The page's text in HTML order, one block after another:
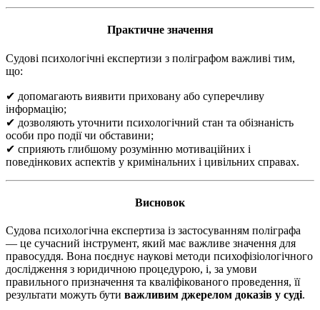
Практичне значення
Судові психологічні експертизи з поліграфом важливі тим,
що:
✔ допомагають виявити приховану або суперечливу
інформацію;
✔ дозволяють уточнити психологічний стан та обізнаність
особи про події чи обставини;
✔ сприяють глибшому розумінню мотиваційних і
поведінкових аспектів у кримінальних і цивільних справах.
Висновок
Судова психологічна експертиза із застосуванням поліграфа
— це сучасний інструмент, який має важливе значення для
правосуддя. Вона поєднує наукові методи психофізіологічного
дослідження з юридичною процедурою, і, за умови
правильного призначення та кваліфікованого проведення, її
результати можуть бути важливим джерелом доказів у суді.